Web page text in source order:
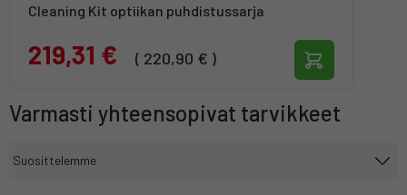
Cleaning Kit optiikan puhdistussarja
219,31 € ( 220,90 € )
Varmasti yhteensopivat tarvikkeet